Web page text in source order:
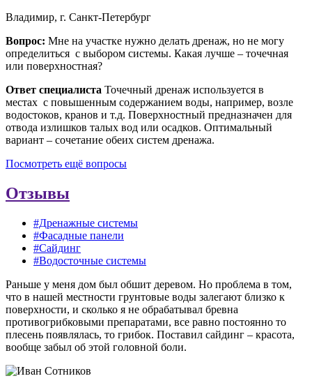
Владимир, г. Санкт-Петербург
Вопрос: Мне на участке нужно делать дренаж, но не могу
определиться с выбором системы. Какая лучше – точечная
или поверхностная?
Ответ специалиста Точечный дренаж используется в
местах с повышенным содержанием воды, например, возле
водостоков, кранов и т.д. Поверхностный предназначен для
отвода излишков талых вод или осадков. Оптимальный
вариант – сочетание обеих систем дренажа.
Посмотреть ещё вопросы
Отзывы
#Дренажные системы
#Фасадные панели
#Сайдинг
#Водосточные системы
Раньше у меня дом был обшит деревом. Но проблема в том,
что в нашей местности грунтовые воды залегают близко к
поверхности, и сколько я не обрабатывал бревна
противогрибковыми препаратами, все равно постоянно то
плесень появлялась, то грибок. Поставил сайдинг – красота,
вообще забыл об этой головной боли.